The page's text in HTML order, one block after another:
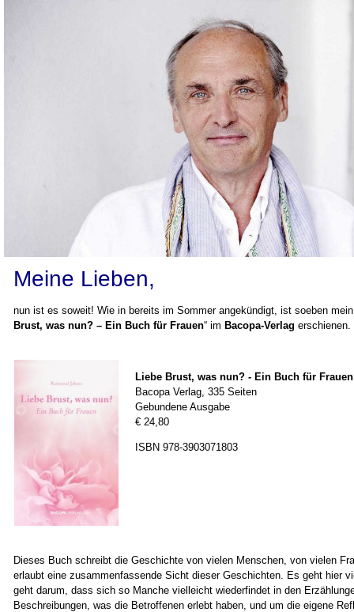
Meine Lieben,
nun ist es soweit! Wie in bereits im Sommer angekündigt, ist soeben
Brust, was nun? – Ein Buch für Frauen“ im Bacopa-Verlag erschienen.
Liebe Brust, was nun? - Ein Buch für Frauen
Bacopa Verlag, 335 Seiten
Gebundene Ausgabe
€ 24,80
ISBN 978-3903071803
Dieses Buch schreibt die Geschichte von vielen Menschen, von vielen
erlaubt eine zusammenfassende Sicht dieser Geschichten. Es geht hier
geht darum, dass sich so Manche vielleicht wiederfindet in den
Beschreibungen, was die Betroffenen erlebt haben, und um die eigene